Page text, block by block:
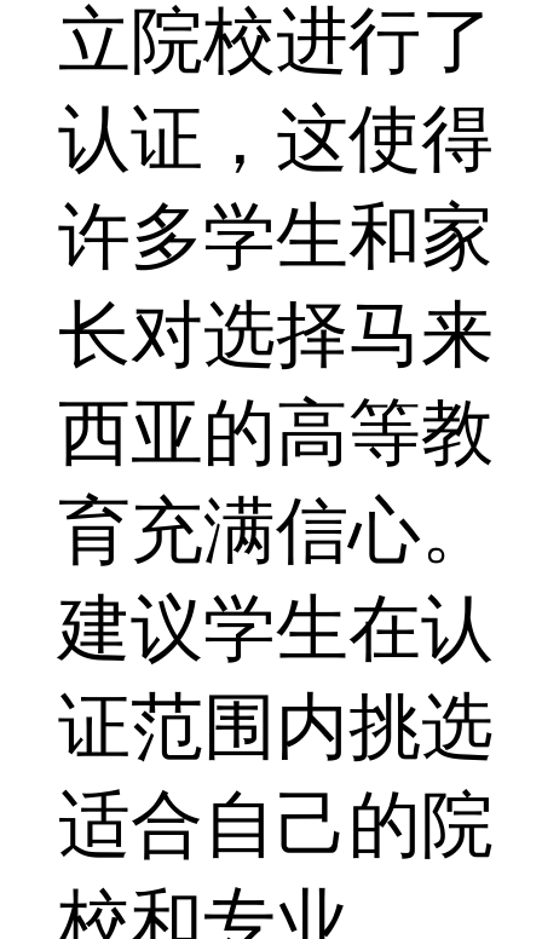
立院校进行了
认证，这使得
许多学生和家
长对选择马来
西亚的高等教
育充满信心。
建议学生在认
证范围内挑选
适合自己的院